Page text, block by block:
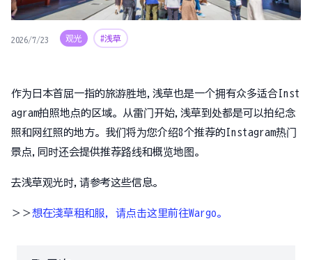
2026/7/23 观光 #浅草
作为日本首屈一指的旅游胜地,浅草也是一个拥有众多适合Inst
agram拍照地点的区域。从雷门开始,浅草到处都是可以拍纪念
照和网红照的地方。我们将为您介绍8个推荐的Instagram热门
景点,同时还会提供推荐路线和概览地图。
去浅草观光时,请参考这些信息。
＞＞想在淺草租和服，请点击这里前往Wargo。